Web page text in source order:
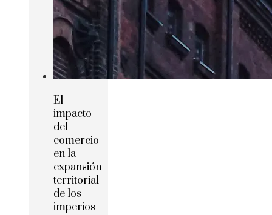
El
impacto
del
comercio
en la
expansión
territorial
de los
imperios